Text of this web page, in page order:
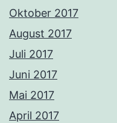
Oktober 2017
August 2017
Juli 2017
Juni 2017
Mai 2017
April 2017